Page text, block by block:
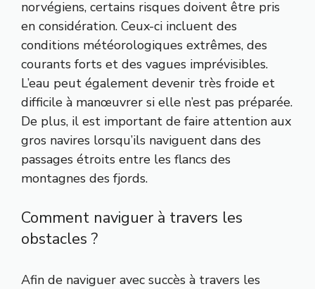
norvégiens, certains risques doivent être pris
en considération. Ceux-ci incluent des
conditions météorologiques extrêmes, des
courants forts et des vagues imprévisibles.
L’eau peut également devenir très froide et
difficile à manœuvrer si elle n’est pas préparée.
De plus, il est important de faire attention aux
gros navires lorsqu’ils naviguent dans des
passages étroits entre les flancs des
montagnes des fjords.
Comment naviguer à travers les
obstacles ?
Afin de naviguer avec succès à travers les